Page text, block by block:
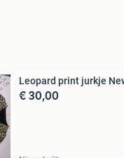
Leopard print jurkje
€ 30,00